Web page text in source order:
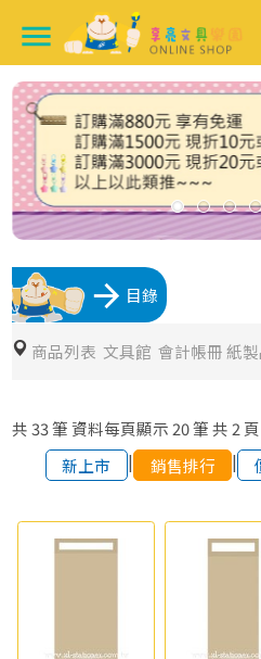
menu
arrow_forward 目錄
商品列表 文具館 會計帳冊 紙
共 33筆 資料每頁顯示 20筆 共 2頁
新上市
| 銷售排行 |